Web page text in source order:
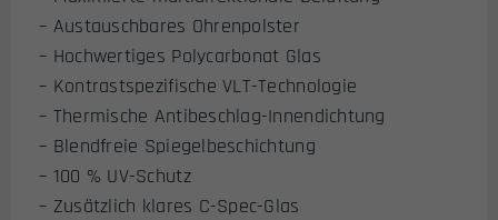
– Austauschbares Ohrenpolster
– Hochwertiges Polycarbonat Glas
– Kontrastspezifische VLT-Technologie
– Thermische Antibeschlag-Innendichtung
– Blendfreie Spiegelbeschichtung
– 100 % UV-Schutz
– Zusätzlich klares C-Spec-Glas